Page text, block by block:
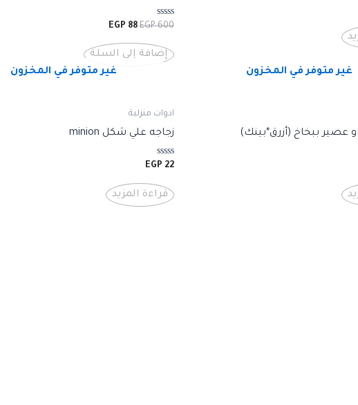
تم
من
5
600
EGP
88
EGP
إضافة إلى السلة
غير متوفر في المخزون
عصير ببخاخ (أزرق*بينك)
غير متوفر في المخزون
ادوات منزلية
زجاجه علي شكل minion
تم
من
5
22
EGP
قراءة المزيد